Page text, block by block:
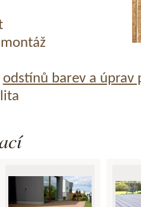
odstínů barev a úprav